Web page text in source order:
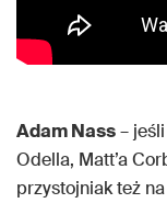
Adam Nass–
Odella, Matt’a
przystojniak też